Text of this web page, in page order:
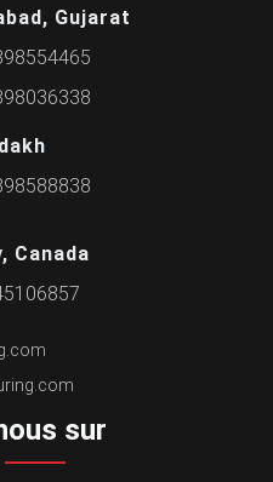
Gujarat
Canada
sur